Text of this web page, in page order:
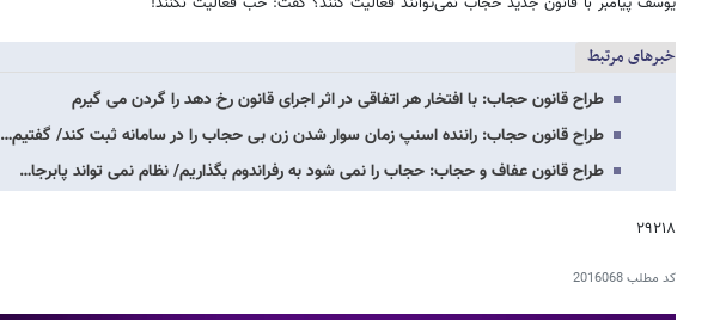
خبرهای مرتبط
طراح قانون حجاب: با افتخار هر اتفاقی در اثر اجرای قانون رخ دهد را گردن می گیرم
طراح قانون حجاب: راننده اسنپ زمان سوار شدن زن بی حجاب را در سامانه ثبت کند/ گفتیم…
طراح قانون عفاف و حجاب: حجاب را نمی شود به رفراندوم بگذاریم/ نظام نمی تواند پابرجا…
۲۹۲۱۸
کد مطلب2016068